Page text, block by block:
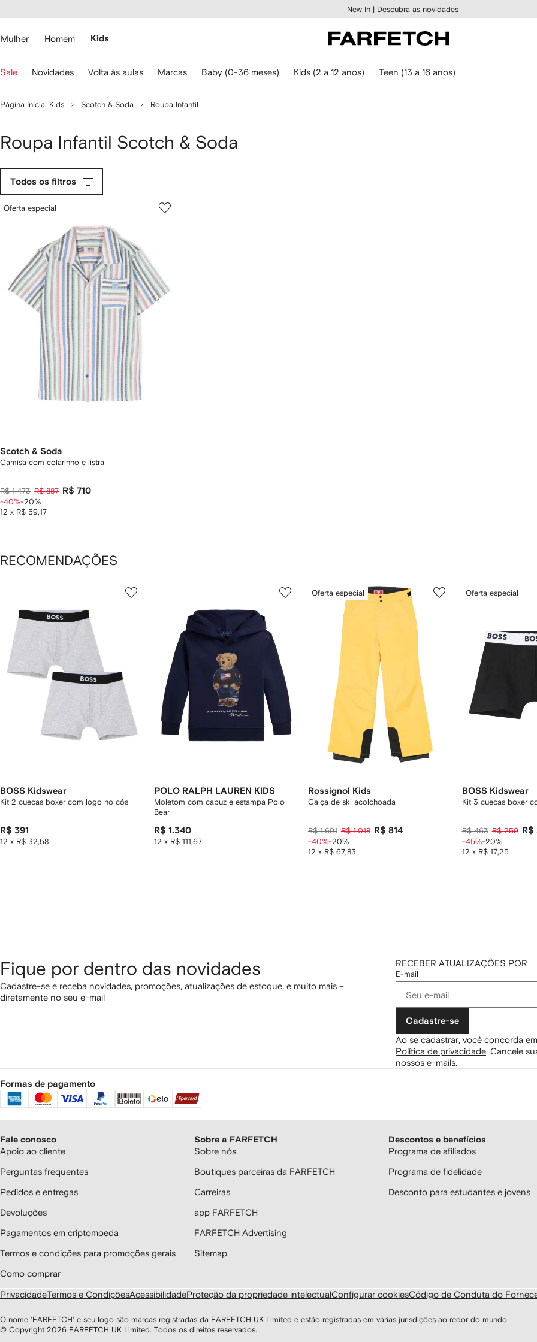
New In | Descubra as novidades
Mulher Homem Kids
Sale Novidades Volta às aulas Marcas Baby (0-36 meses) Kids (2 a 12 anos) Teen (13 a 16 anos)
Página Inicial Kids Scotch & Soda Roupa Infantil
Roupa Infantil Scotch & Soda
Todos os filtros
Oferta especial
Scotch & Soda
Camisa com colarinho e listra
R$ 1.473 R$ 887 R$ 710
12 x R$ 59,17
-40%-20%
RECOMENDAÇÕES
BOSS Kidswear
Kit 2 cuecas boxer com logo no cós
R$ 391
12 x R$ 32,58
POLO RALPH LAUREN KIDS
Moletom com capuz e estampa Polo
Bear
R$ 1.340
12 x R$ 111,67
de
Oferta especial
Rossignol Kids
Calça de ski acolchoada
R$ 1.691 R$ 1.018 R$ 814
12 x R$ 67,83
-40%-20%
de
Oferta especial
BOSS Kidswear
Kit 3 cuecas boxer
R$ 463 R$ 259 R$
12 x R$ 17,25
-45%-20%
Fique por dentro das novidades
Cadastre-se e receba novidades, promoções, atualizações de estoque, e muito mais –
diretamente no seu e-mail
RECEBER ATUALIZAÇÕES POR
E-mail
Cadastre-se
Ao se cadastrar, você concorda
Política de privacidade. Cancele
nossos e-mails.
Formas de pagamento
Fale conosco
Apoio ao cliente
Perguntas frequentes
Pedidos e entregas
Devoluções
Pagamentos em criptomoeda
Termos e condições para promoções gerais
Como comprar
Sobre a FARFETCH
Sobre nós
Boutiques parceiras da FARFETCH
Carreiras
app FARFETCH
FARFETCH Advertising
Sitemap
Descontos e benefícios
Programa de afiliados
Programa de fidelidade
Desconto para estudantes e jovens
PrivacidadeTermos e CondiçõesAcessibilidadeProteção da propriedade intelectualConfigurar cookiesCódigo de Conduta do
O nome 'FARFETCH' e seu logo são marcas registradas da FARFETCH UK Limited e estão registradas em várias jurisdições ao redor do mundo.
© Copyright 2026 FARFETCH UK Limited. Todos os direitos reservados.